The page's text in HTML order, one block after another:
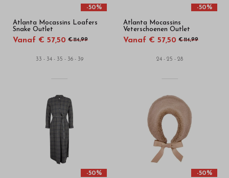
-50%
Atlanta Mocassins Loafers
Snake Outlet
Vanaf € 57,50 € 114,99
33 - 34 - 35 - 36 - 39
-50%
Atlanta Mocassins
Veterschoenen Outlet
Vanaf € 57,50 € 114,99
24 - 25 - 28
-50% -50%